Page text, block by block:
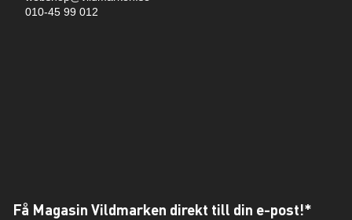
010-45 99 012
Få Magasin Vildmarken direkt till din e-post!*